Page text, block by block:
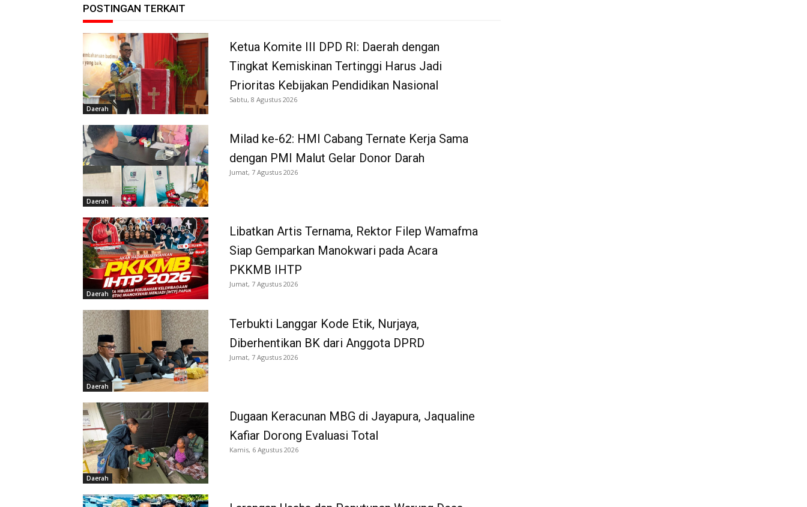
POSTINGAN TERKAIT
Daerah
Ketua Komite III DPD RI: Daerah dengan
Tingkat Kemiskinan Tertinggi Harus Jadi
Prioritas Kebijakan Pendidikan Nasional
Sabtu, 8 Agustus 2026
Daerah
Milad ke-62: HMI Cabang Ternate Kerja Sama
dengan PMI Malut Gelar Donor Darah
Jumat, 7 Agustus 2026
Daerah
Libatkan Artis Ternama, Rektor Filep Wamafma
Siap Gemparkan Manokwari pada Acara
PKKMB IHTP
Jumat, 7 Agustus 2026
Daerah
Terbukti Langgar Kode Etik, Nurjaya,
Diberhentikan BK dari Anggota DPRD
Jumat, 7 Agustus 2026
Daerah
Dugaan Keracunan MBG di Jayapura, Jaqualine
Kafiar Dorong Evaluasi Total
Kamis, 6 Agustus 2026